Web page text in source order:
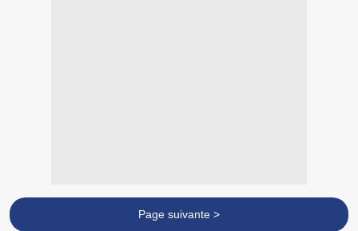
Page suivante >